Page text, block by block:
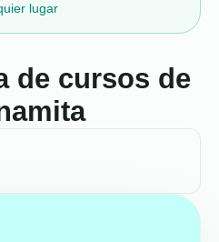
de cursos de
lugar